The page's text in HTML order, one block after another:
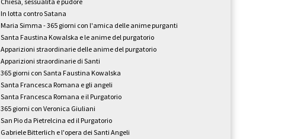
In lotta contro Satana
Maria Simma - 365 giorni con l'amica delle anime purganti
Santa Faustina Kowalska e le anime del purgatorio
Apparizioni straordinarie delle anime del purgatorio
Apparizioni straordinarie di Santi
365 giorni con Santa Faustina Kowalska
Santa Francesca Romana e gli angeli
Santa Francesca Romana e il Purgatorio
365 giorni con Veronica Giuliani
San Pio da Pietrelcina ed il Purgatorio
Gabriele Bitterlich e l'opera dei Santi Angeli